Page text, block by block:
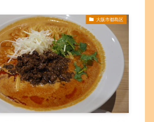
大阪市都島区